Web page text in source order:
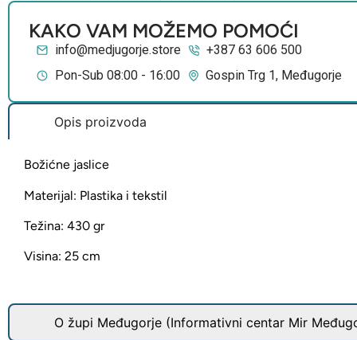
KAKO VAM MOŽEMO POMOĆI
info@medjugorje.store
+387 63 606 500
Pon-Sub 08:00 - 16:00
Gospin Trg 1, Međugorje
Opis proizvoda
Božićne jaslice
Materijal: Plastika i tekstil
Težina: 430 gr
Visina: 25 cm
O župi Međugorje (Informativni centar Mir